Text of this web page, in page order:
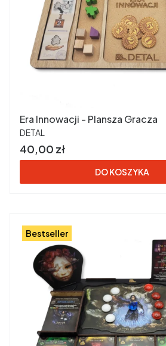
Era Innowacji - Plansza Gracza
PRODUCENT
DETAL
Cena
40,00 zł
DO KOSZYKA
Bestseller